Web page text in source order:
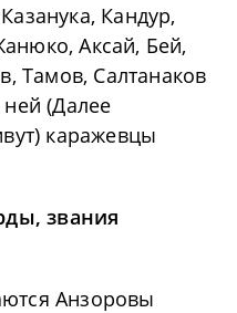
Кандур,
Аксай, Бей,
Тамов, Салтанаков
(Далее
каражевцы
звания
Анзоровы